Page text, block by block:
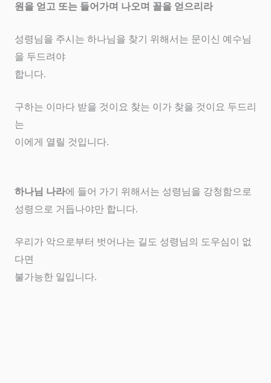
원을 얻고 또는 들어가며 나오며 꼴을 얻으리라
성령님을 주시는 하나님을 찾기 위해서는 문이신 예수님
을 두드려야
합니다.
구하는 이마다 받을 것이요 찾는 이가 찾을 것이요 두드리
는
이에게 열릴 것입니다.
하나님 나라에 들어 가기 위해서는 성령님을 강청함으로
성령으로 거듭나야만 합니다.
우리가 악으로부터 벗어나는 길도 성령님의 도우심이 없
다면
불가능한 일입니다.